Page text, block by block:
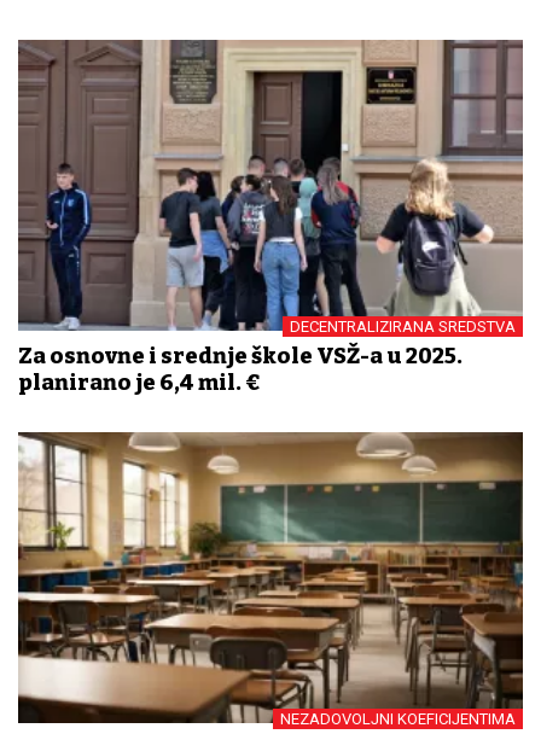
DECENTRALIZIRANA SREDSTVA
Za osnovne i srednje škole VSŽ-a u 2025.
planirano je 6,4 mil. €
NEZADOVOLJNI KOEFICIJENTIMA